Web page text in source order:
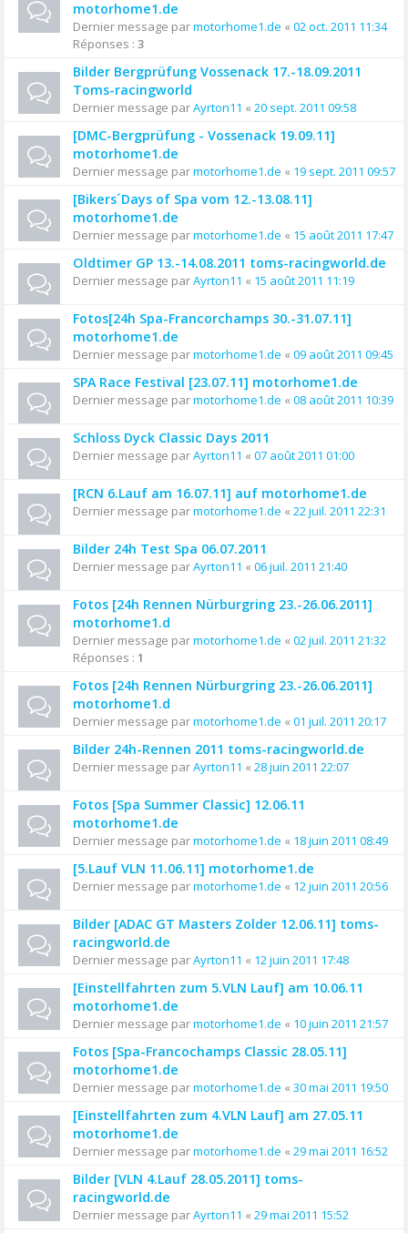
motorhome1.de
Dernier message parmotorhome1.de « 02 oct. 2011 11:34
Réponses : 3
Bilder Bergprüfung Vossenack 17.-18.09.2011
Toms-racingworld
Dernier message parAyrton11 « 20 sept. 2011 09:58
[DMC-Bergprüfung - Vossenack 19.09.11]
motorhome1.de
Dernier message parmotorhome1.de « 19 sept. 2011 09:57
[Bikers´Days of Spa vom 12.-13.08.11]
motorhome1.de
Dernier message parmotorhome1.de « 15 août 2011 17:47
Oldtimer GP 13.-14.08.2011 toms-racingworld.de
Dernier message parAyrton11 « 15 août 2011 11:19
Fotos[24h Spa-Francorchamps 30.-31.07.11]
motorhome1.de
Dernier message parmotorhome1.de « 09 août 2011 09:45
SPA Race Festival [23.07.11] motorhome1.de
Dernier message parmotorhome1.de « 08 août 2011 10:39
Schloss Dyck Classic Days 2011
Dernier message parAyrton11 « 07 août 2011 01:00
[RCN 6.Lauf am 16.07.11] auf motorhome1.de
Dernier message parmotorhome1.de « 22 juil. 2011 22:31
Bilder 24h Test Spa 06.07.2011
Dernier message parAyrton11 « 06 juil. 2011 21:40
Fotos [24h Rennen Nürburgring 23.-26.06.2011]
motorhome1.d
Dernier message parmotorhome1.de « 02 juil. 2011 21:32
Réponses : 1
Fotos [24h Rennen Nürburgring 23.-26.06.2011]
motorhome1.d
Dernier message parmotorhome1.de « 01 juil. 2011 20:17
Bilder 24h-Rennen 2011 toms-racingworld.de
Dernier message parAyrton11 « 28 juin 2011 22:07
Fotos [Spa Summer Classic] 12.06.11
motorhome1.de
Dernier message parmotorhome1.de « 18 juin 2011 08:49
[5.Lauf VLN 11.06.11] motorhome1.de
Dernier message parmotorhome1.de « 12 juin 2011 20:56
Bilder [ADAC GT Masters Zolder 12.06.11] toms-
racingworld.de
Dernier message parAyrton11 « 12 juin 2011 17:48
[Einstellfahrten zum 5.VLN Lauf] am 10.06.11
motorhome1.de
Dernier message parmotorhome1.de « 10 juin 2011 21:57
Fotos [Spa-Francochamps Classic 28.05.11]
motorhome1.de
Dernier message parmotorhome1.de « 30 mai 2011 19:50
[Einstellfahrten zum 4.VLN Lauf] am 27.05.11
motorhome1.de
Dernier message parmotorhome1.de « 29 mai 2011 16:52
Bilder [VLN 4.Lauf 28.05.2011] toms-
racingworld.de
Dernier message parAyrton11 « 29 mai 2011 15:52